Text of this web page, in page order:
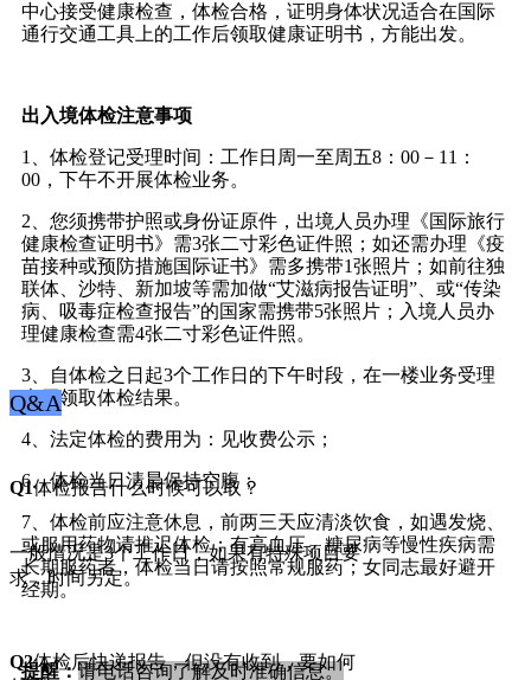
中心接受健康检查，体检合格，证明身体状况适合在国际
通行交通工具上的工作后领取健康证明书，方能出发。
出入境体检注意事项
1、体检登记受理时间：工作日周一至周五8：00－11：
00，下午不开展体检业务。
2、您须携带护照或身份证原件，出境人员办理《国际旅行
健康检查证明书》需3张二寸彩色证件照；如还需办理《疫
苗接种或预防措施国际证书》需多携带1张照片；如前往独
联体、沙特、新加坡等需加做“艾滋病报告证明”、或“传染
病、吸毒症检查报告”的国家需携带5张照片；入境人员办
理健康检查需4张二寸彩色证件照。
3、自体检之日起3个工作日的下午时段，在一楼业务受理
大厅领取体检结果。
4、法定体检的费用为：见收费公示；
6、体检当日清晨保持空腹；
7、体检前应注意休息，前两三天应清淡饮食，如遇发烧、
或服用药物请推迟体检；有高血压、糖尿病等慢性疾病需
长期服药者，体检当日请按照常规服药；女同志最好避开
经期。
提醒：请电话咨询了解及时准确信息。
Q&A
Q1体检报告什么时候可以取？
一般情况是3个工作日，如果有特殊项目要
求，时间另定。
Q2体检后快递报告，但没有收到，要如何